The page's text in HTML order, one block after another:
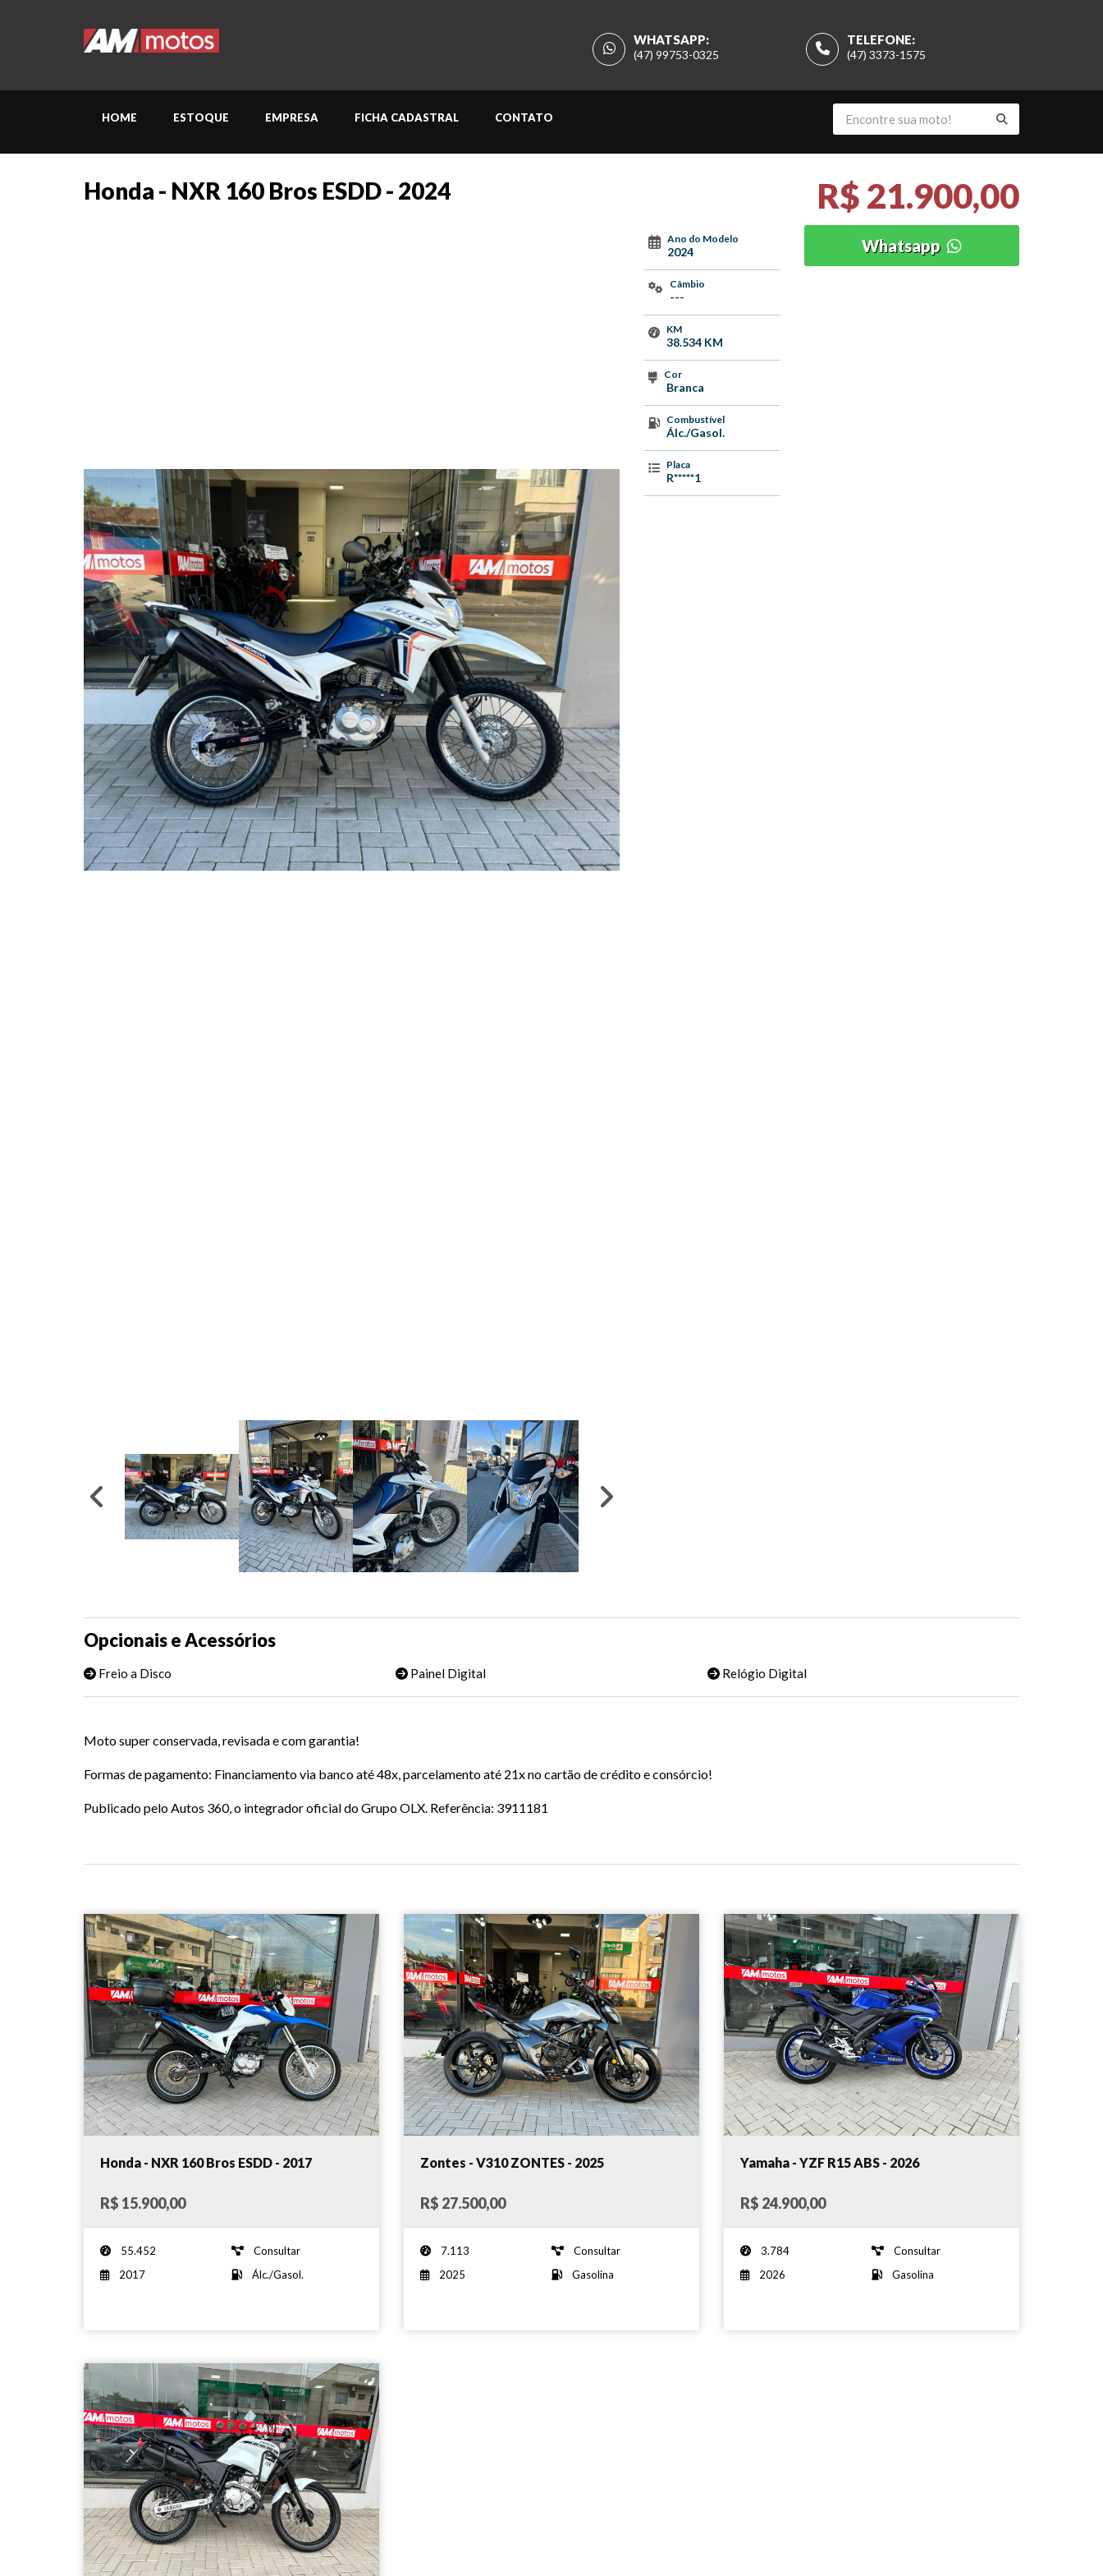
TELEFONE:
(47) 3373-1575
WHATSAPP:
(47) 99753-0325
HOME ESTOQUE EMPRESA FICHA CADASTRAL CONTATO
Honda - NXR 160 Bros ESDD - 2024 R$ 21.900,00
Ano do Modelo
2024
Câmbio
---
KM
38.534 KM
Cor
Branca
Combustível
Álc./Gasol.
Placa
R*****1
Whatsapp
Opcionais e Acessórios
Freio a Disco Painel Digital Relógio Digital
Moto super conservada, revisada e com garantia!
Formas de pagamento: Financiamento via banco até 48x, parcelamento até 21x no cartão de crédito e consórcio!
Publicado pelo Autos 360, o integrador oficial do Grupo OLX. Referência: 3911181
Honda - NXR 160 Bros ESDD - 2017
R$ 15.900,00
55.452
Consultar
2017
Álc./Gasol.
Zontes - V310 ZONTES - 2025
R$ 27.500,00
7.113
Consultar
2025
Gasolina
Yamaha - YZF R15 ABS - 2026
R$ 24.900,00
3.784
Consultar
2026
Gasolina